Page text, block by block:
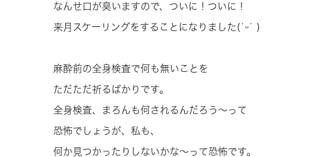
なんせ口が臭いますので、ついに！ついに！
来月スケーリングをすることになりました(˙ᵕ​˙ )
麻酔前の全身検査で何も無いことを
ただただ祈るばかりです。
全身検査、まろんも何されるんだろう〜って
恐怖でしょうが、私も、
何か見つかったりしないかな〜って恐怖です。